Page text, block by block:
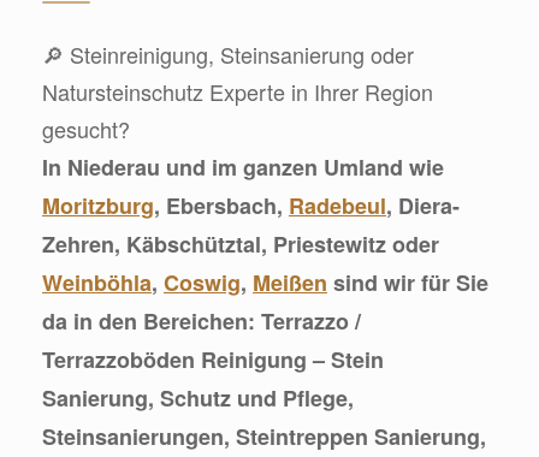
🔎 Steinreinigung, Steinsanierung oder
Natursteinschutz Experte in Ihrer Region
gesucht?
In Niederau und im ganzen Umland wie
Moritzburg, Ebersbach, Radebeul, Diera-
Zehren, Käbschütztal, Priestewitz oder
Weinböhla, Coswig, Meißen sind wir für Sie
da in den Bereichen: Terrazzo /
Terrazzoböden Reinigung – Stein
Sanierung, Schutz und Pflege,
Steinsanierungen, Steintreppen Sanierung,